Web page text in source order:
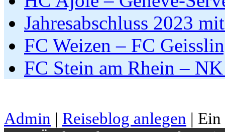
Jahresabschluss 2023
FC Weizen – FC
FC Stein am Rhein –
Admin | Reiseblog anlegen |